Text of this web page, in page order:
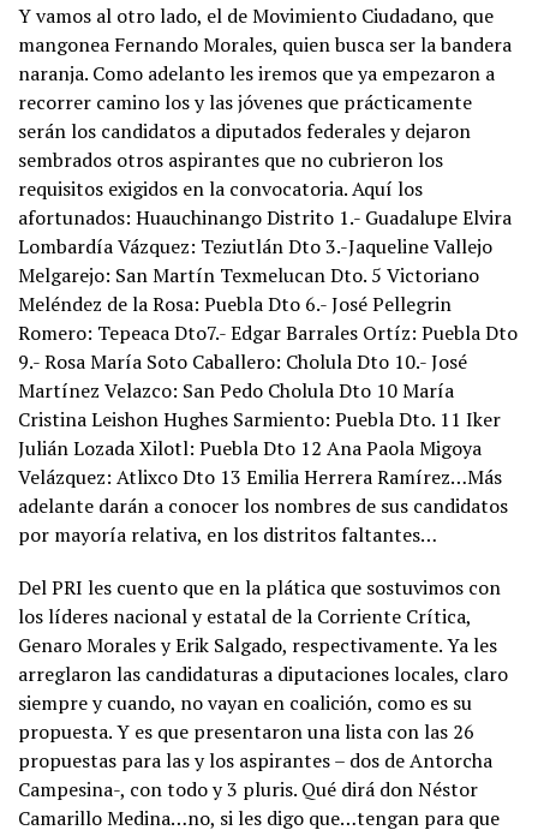
Y vamos al otro lado, el de Movimiento Ciudadano, que
mangonea Fernando Morales, quien busca ser la bandera
naranja. Como adelanto les iremos que ya empezaron a
recorrer camino los y las jóvenes que prácticamente
serán los candidatos a diputados federales y dejaron
sembrados otros aspirantes que no cubrieron los
requisitos exigidos en la convocatoria. Aquí los
afortunados: Huauchinango Distrito 1.- Guadalupe Elvira
Lombardía Vázquez: Teziutlán Dto 3.-Jaqueline Vallejo
Melgarejo: San Martín Texmelucan Dto. 5 Victoriano
Meléndez de la Rosa: Puebla Dto 6.- José Pellegrin
Romero: Tepeaca Dto7.- Edgar Barrales Ortíz: Puebla Dto
9.- Rosa María Soto Caballero: Cholula Dto 10.- José
Martínez Velazco: San Pedo Cholula Dto 10 María
Cristina Leishon Hughes Sarmiento: Puebla Dto. 11 Iker
Julián Lozada Xilotl: Puebla Dto 12 Ana Paola Migoya
Velázquez: Atlixco Dto 13 Emilia Herrera Ramírez…Más
adelante darán a conocer los nombres de sus candidatos
por mayoría relativa, en los distritos faltantes…
Del PRI les cuento que en la plática que sostuvimos con
los líderes nacional y estatal de la Corriente Crítica,
Genaro Morales y Erik Salgado, respectivamente. Ya les
arreglaron las candidaturas a diputaciones locales, claro
siempre y cuando, no vayan en coalición, como es su
propuesta. Y es que presentaron una lista con las 26
propuestas para las y los aspirantes – dos de Antorcha
Campesina-, con todo y 3 pluris. Qué dirá don Néstor
Camarillo Medina…no, si les digo que…tengan para que